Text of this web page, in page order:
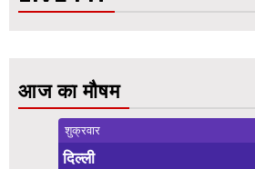
आज का मौषम
शुक्रवार
दिल्ली